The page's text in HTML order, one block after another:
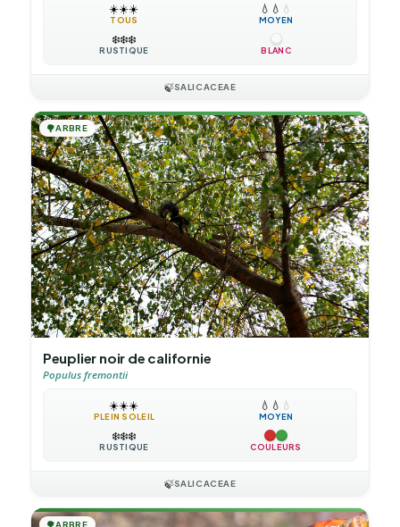
☀️☀️☀️
TOUS
💧 💧 💧
MOYEN
❄️❄️❄️
RUSTIQUE BLANC
🍃SALICACEAE
🌳ARBRE
Peuplier noir de californie
Populus fremontii
☀️☀️☀️
PLEIN SOLEIL
💧 💧 💧
MOYEN
❄️❄️❄️
RUSTIQUE COULEURS
🍃SALICACEAE
🌳ARBRE